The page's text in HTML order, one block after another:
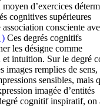
d’exercices
cognitives supérieures
consciente
) Ces degrés cognitifs
les désigne comme
intuition. Sur le degré
images remplies de
sensibles, mais
imagée d’entités
cognitif inspiratif, on